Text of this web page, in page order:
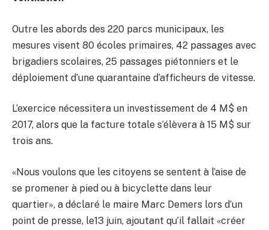
Outre les abords des 220 parcs municipaux, les
mesures visent 80 écoles primaires, 42 passages avec
brigadiers scolaires, 25 passages piétonniers et le
déploiement d’une quarantaine d’afficheurs de vitesse.
L’exercice nécessitera un investissement de 4 M$ en
2017, alors que la facture totale s’élèvera à 15 M$ sur
trois ans.
«Nous voulons que les citoyens se sentent à l’aise de
se promener à pied ou à bicyclette dans leur
quartier», a déclaré le maire Marc Demers lors d’un
point de presse, le13 juin, ajoutant qu’il fallait «créer